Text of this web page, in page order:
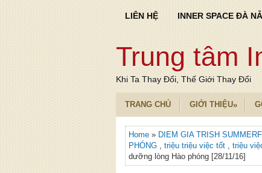
LIÊN HỆ INNER SPACE ĐÀ
Trung tâm
Khi Ta Thay Đổi, Thế Giới Thay Đổi
TRANG CHỦ GIỚI THIỆU»
Home » DIEM GIA TRISH
PHÓNG , triệu triệu việc tốt , triệu
dưỡng lòng Hào phóng [28/11/16]